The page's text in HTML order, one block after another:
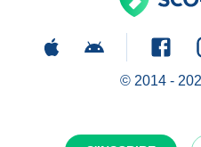
© 2014 -